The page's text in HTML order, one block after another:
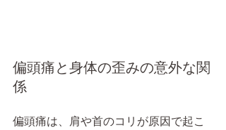
偏頭痛と身体の歪みの意外な関
係
偏頭痛は、肩や首のコリが原因で起こ